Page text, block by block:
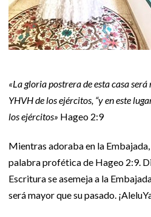
«La gloria postrera de esta casa
YHVH de los ejércitos, “y en este
los ejércitos» Hageo 2:9
Mientras adoraba en la
palabra profética de Hageo 2:9.
Escritura se asemeja a la
será mayor que su pasado.